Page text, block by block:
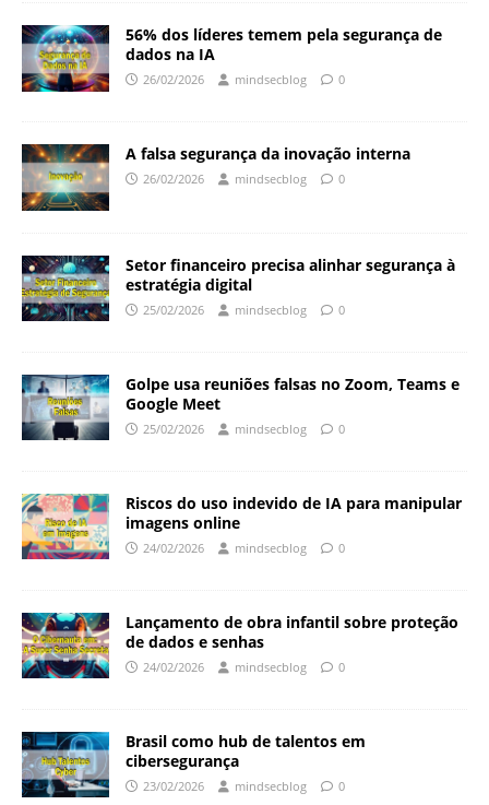
56% dos líderes temem pela segurança de
dados na IA
26/02/2026 mindsecblog 0
A falsa segurança da inovação interna
26/02/2026 mindsecblog 0
Setor financeiro precisa alinhar segurança à
estratégia digital
25/02/2026 mindsecblog 0
Golpe usa reuniões falsas no Zoom, Teams e
Google Meet
25/02/2026 mindsecblog 0
Riscos do uso indevido de IA para manipular
imagens online
24/02/2026 mindsecblog 0
Lançamento de obra infantil sobre proteção
de dados e senhas
24/02/2026 mindsecblog 0
Brasil como hub de talentos em
cibersegurança
23/02/2026 mindsecblog 0